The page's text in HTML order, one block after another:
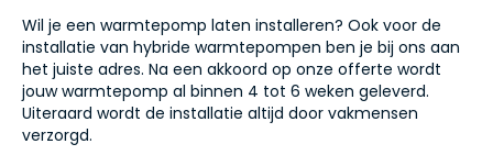
Wil je een warmtepomp laten installeren? Ook voor de
installatie van hybride warmtepompen ben je bij ons aan
het juiste adres. Na een akkoord op onze offerte wordt
jouw warmtepomp al binnen 4 tot 6 weken geleverd.
Uiteraard wordt de installatie altijd door vakmensen
verzorgd.